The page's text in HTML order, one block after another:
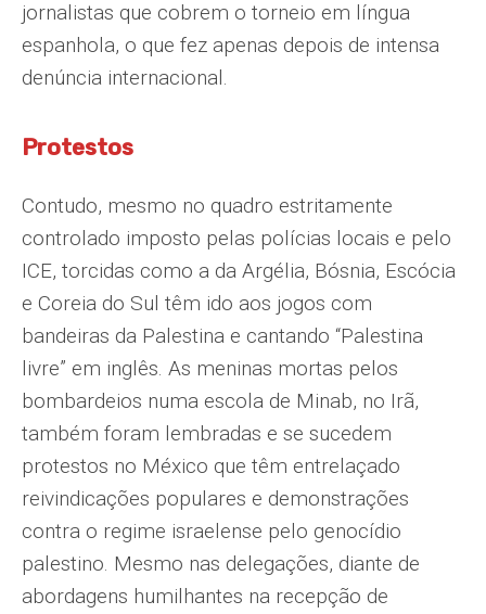
jornalistas que cobrem o torneio em língua
espanhola, o que fez apenas depois de intensa
denúncia internacional.
Protestos
Contudo, mesmo no quadro estritamente
controlado imposto pelas polícias locais e pelo
ICE, torcidas como a da Argélia, Bósnia, Escócia
e Coreia do Sul têm ido aos jogos com
bandeiras da Palestina e cantando “Palestina
livre” em inglês. As meninas mortas pelos
bombardeios numa escola de Minab, no Irã,
também foram lembradas e se sucedem
protestos no México que têm entrelaçado
reivindicações populares e demonstrações
contra o regime israelense pelo genocídio
palestino. Mesmo nas delegações, diante de
abordagens humilhantes na recepção de